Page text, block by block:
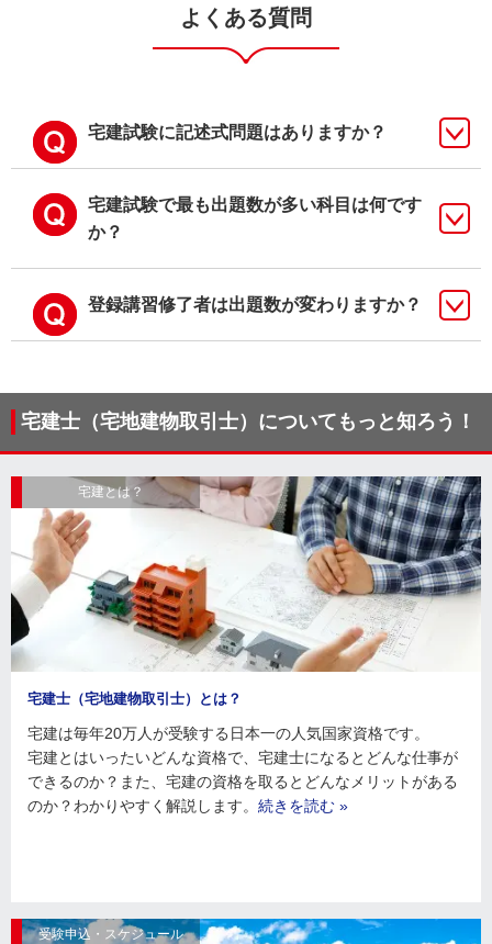
よくある質問
宅建試験に記述式問題はありますか？
宅建試験で最も出題数が多い科目は何です
か？
登録講習修了者は出題数が変わりますか？
宅建士（宅地建物取引士）についてもっと知ろう！
宅建とは？
宅建士（宅地建物取引士）とは？
宅建は毎年20万人が受験する日本一の人気国家資格です。
宅建とはいったいどんな資格で、宅建士になるとどんな仕事が
できるのか？また、宅建の資格を取るとどんなメリットがある
のか？わかりやすく解説します。 続きを読む »
受験申込・スケジュール